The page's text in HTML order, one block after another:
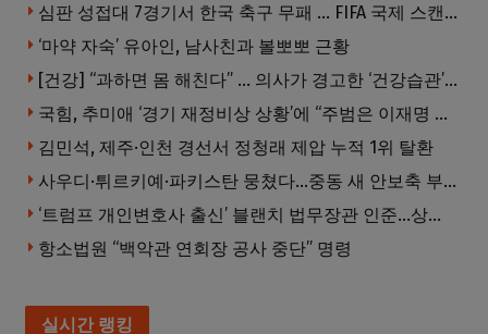
심판 성접대 7경기서 한국 축구 무패 … FIFA 국제 스캔들 번지나
‘마약 자숙’ 유아인, 남사친과 볼뽀뽀 근황
[건강] “과하면 몸 해친다” … 의사가 경고한 ‘건강습관’ 5가지
국힘, 추미애 ‘경기 재정비상 상황’에 “주범은 이재명 전 지사”
김민석, 제주·인천 경선서 정청래 제압 누적 1위 탈환
사우디·튀르키예·파키스탄 뭉쳤다…중동 새 안보축 부상하나
‘트럼프 개인변호사 출신’ 블랜치 법무장관 인준…상원 50대49 가결
항소법원 “백악관 연회장 공사 중단” 명령
실시간 랭킹